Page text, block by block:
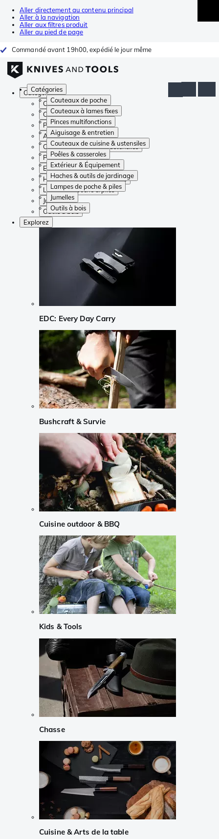
Aller directement au contenu principal
Aller à la navigation
Aller aux filtres produit
Aller au pied de page
Commandé avant 19h00, expédié le jour même
Catégories
Couteaux de poche
Couteaux à lames fixes
Pinces multifonctions
Aiguisage & entretien
Couteaux de cuisine & ustensiles
Poêles & casseroles
Extérieur & Équipement
Haches & outils de jardinage
Lampes de poche & piles
Jumelles
Outils à bois
Catégories
Couteaux de poche
Couteaux à lames fixes
Pinces multifonctions
Aiguisage & entretien
Couteaux de cuisine & ustensiles
Poêles & casseroles
Extérieur & Équipement
Haches & outils de jardinage
Lampes de poche & piles
Jumelles
Outils à bois
Explorez
EDC: Every Day Carry
Bushcraft & Survie
Cuisine outdoor & BBQ
Kids & Tools
Chasse
Cuisine & Arts de la table